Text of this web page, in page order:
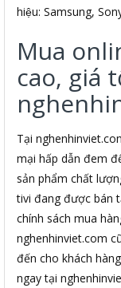
hiệu: Samsung,
Mua
cao, giá
Tại
mại hấp dẫn đem
sản phẩm chất
tivi đang được bán
chính sách mua
nghenhinviet.com
đến cho khách
ngay tại